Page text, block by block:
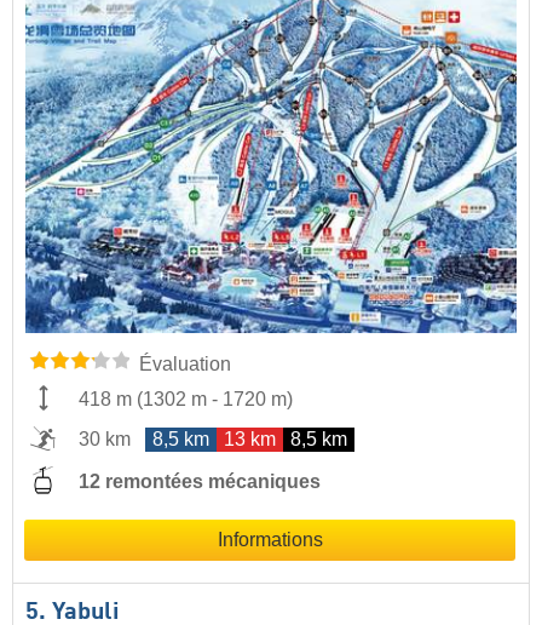
Évaluation
418 m (1302 m - 1720 m)
30 km
8,5 km 13 km 8,5 km
12 remontées mécaniques
Informations
5. Yabuli